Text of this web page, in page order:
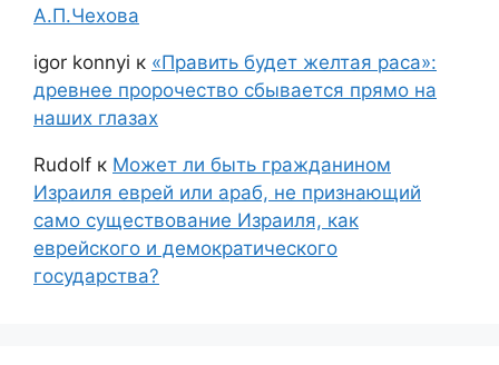
А.П.Чехова
igor konnyi к «Править будет желтая раса»:
древнее пророчество сбывается прямо на
наших глазах
Rudolf к Может ли быть гражданином
Израиля еврей или араб, не признающий
само существование Израиля, как
еврейского и демократического
государства?